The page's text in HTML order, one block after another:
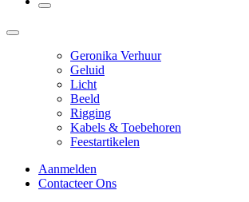
Geronika Verhuur
Geluid
Licht
Beeld
Rigging
Kabels & Toebehoren
Feestartikelen
Aanmelden
Contacteer Ons